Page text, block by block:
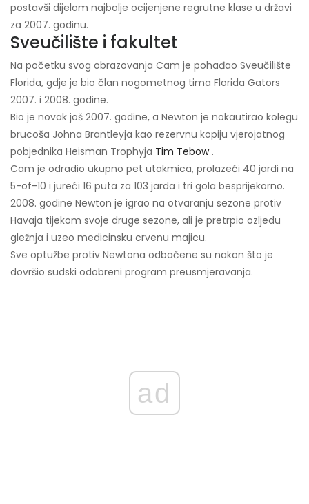
postavši dijelom najbolje ocijenjene regrutne klase u državi
za 2007. godinu.
Sveučilište i fakultet
Na početku svog obrazovanja Cam je pohađao Sveučilište
Florida, gdje je bio član nogometnog tima Florida Gators
2007. i 2008. godine.
Bio je novak još 2007. godine, a Newton je nokautirao kolegu
brucoša Johna Brantleyja kao rezervnu kopiju vjerojatnog
pobjednika Heisman Trophyja Tim Tebow.
Cam je odradio ukupno pet utakmica, prolazeći 40 jardi na
5-of-10 i jureći 16 puta za 103 jarda i tri gola besprijekorno.
2008. godine Newton je igrao na otvaranju sezone protiv
Havaja tijekom svoje druge sezone, ali je pretrpio ozljedu
gležnja i uzeo medicinsku crvenu majicu.
Sve optužbe protiv Newtona odbačene su nakon što je
dovršio sudski odobreni program preusmjeravanja.
ad